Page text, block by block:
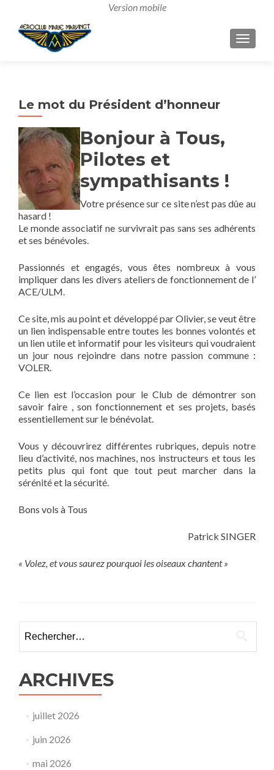
Le mot du Président d’honneur
Bonjour à Tous,
Pilotes et
sympathisants !
Votre présence sur ce site n’est pas dûe au
hasard !
Le monde associatif ne survivrait pas sans ses adhérents
et ses bénévoles.
Passionnés et engagés, vous êtes nombreux à vous
impliquer dans les divers ateliers de fonctionnement de l’
ACE/ULM.
Ce site, mis au point et développé par Olivier, se veut être
un lien indispensable entre toutes les bonnes volontés et
un lien utile et informatif pour les visiteurs qui voudraient
un jour nous rejoindre dans notre passion commune :
VOLER.
Ce lien est l’occasion pour le Club de démontrer son
savoir faire , son fonctionnement et ses projets, basés
essentiellement sur le bénévolat.
Vous y découvrirez différentes rubriques, depuis notre
lieu d’activité, nos machines, nos instructeurs et tous les
petits plus qui font que tout peut marcher dans la
sérénité et la sécurité.
Bons vols à Tous
Patrick SINGER
« Volez, et vous saurez pourquoi les oiseaux chantent »
ARCHIVES
juillet 2026
juin 2026
mai 2026